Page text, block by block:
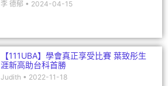
李 德郁 2024-04-15
【111UBA】學會真正享受比賽 葉致彤生
涯新高助台科首勝
Judith 2022-11-18